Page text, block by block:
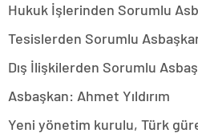
Hukuk İşlerinden Sorumlu
Tesislerden Sorumlu
Dış İlişkilerden Sorumlu
Asbaşkan: Ahmet Yıldırım
Yeni yönetim kurulu, Türk